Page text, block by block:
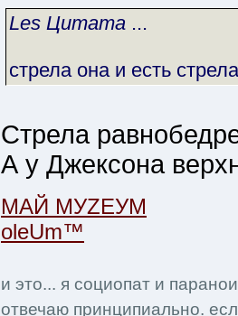
Les Цитата ...
стрела она и есть
Стрела
А у Джексона
МАЙ МУZЕУМ
oleUm™
и это... я социопат и
отвечаю принципиально.